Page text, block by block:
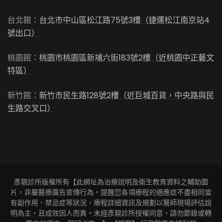
台北館： 台北市中山區松江路75號3樓（捷運松江南京站4
號出口）
桃園館： 桃園市桃園區新埔六街183號2樓（近桃園中正藝文
特區）
新竹館： 新竹市民生路128號2樓（近巨城百貨，中央路與民
生路交叉口）
彥靚診所版權所有【此網址為治療說明及衛生教育資料之輔助圖
片，非屬醫療廣告宣傳行為。提醒您各項療程的適應症不盡相同皆
有副作用、禁忌症等狀況，療程詳細資訊及規劃以醫師現場評估說
明為主，且成效因人而異。未經彥靚診所授權同意，請勿節錄或轉